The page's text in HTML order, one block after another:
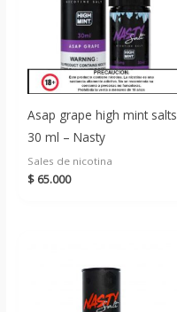
Asap grape high mint salts
30 ml – Nasty
Sales de nicotina
$ 65.000